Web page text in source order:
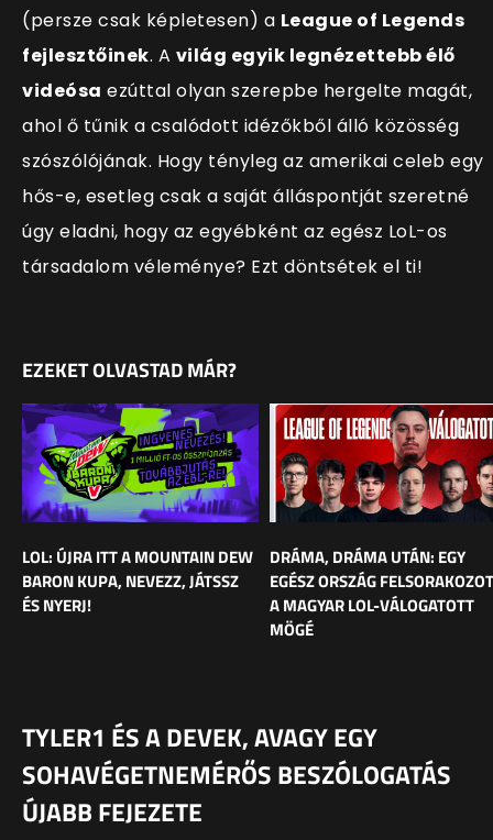
(persze csak képletesen) a League of Legends
fejlesztőinek. A világ egyik legnézettebb élő
videósa ezúttal olyan szerepbe hergelte magát,
ahol ő tűnik a csalódott idézőkből álló közösség
szószólójának. Hogy tényleg az amerikai celeb egy
hős-e, esetleg csak a saját álláspontját szeretné
úgy eladni, hogy az egyébként az egész LoL-os
társadalom véleménye? Ezt döntsétek el ti!
EZEKET OLVASTAD MÁR?
LOL: ÚJRA ITT A MOUNTAIN DEW
BARON KUPA, NEVEZZ, JÁTSSZ
ÉS NYERJ!
DRÁMA, DRÁMA UTÁN: EGY
EGÉSZ ORSZÁG
A MAGYAR LOL-VÁLOGATOTT
MÖGÉ
TYLER1 ÉS A DEVEK, AVAGY EGY
SOHAVÉGETNEMÉRŐS BESZÓLOGATÁS
ÚJABB FEJEZETE